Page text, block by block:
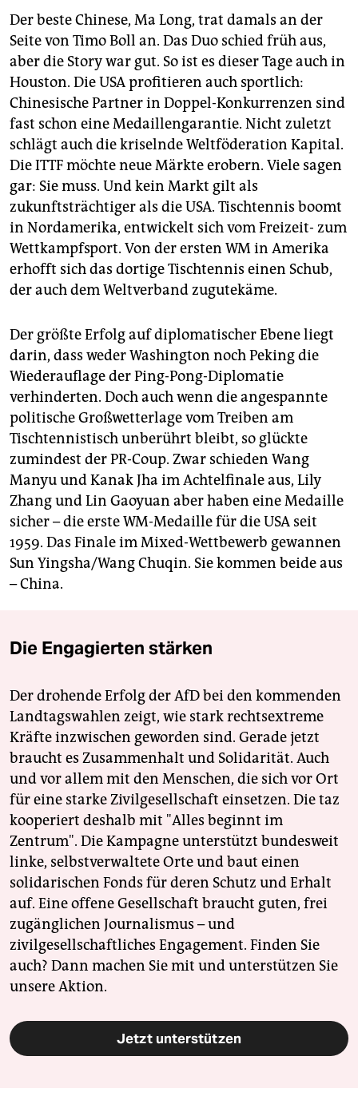
Der beste Chinese, Ma Long, trat damals an der
Seite von Timo Boll an. Das Duo schied früh aus,
aber die Story war gut. So ist es dieser Tage auch in
Houston. Die USA profitieren auch sportlich:
Chinesische Partner in Doppel-Konkurrenzen sind
fast schon eine Medaillengarantie. Nicht zuletzt
schlägt auch die kriselnde Weltföderation Kapital.
Die ITTF möchte neue Märkte erobern. Viele sagen
gar: Sie muss. Und kein Markt gilt als
zukunftsträchtiger als die USA. Tischtennis boomt
in Nordamerika, entwickelt sich vom Freizeit- zum
Wettkampfsport. Von der ersten WM in Amerika
erhofft sich das dortige Tischtennis einen Schub,
der auch dem Weltverband zugutekäme.
Der größte Erfolg auf diplomatischer Ebene liegt
darin, dass weder Washington noch Peking die
Wiederauflage der Ping-Pong-Diplomatie
verhinderten. Doch auch wenn die angespannte
politische Großwetterlage vom Treiben am
Tischtennistisch unberührt bleibt, so glückte
zumindest der PR-Coup. Zwar schieden Wang
Manyu und Kanak Jha im Achtelfinale aus, Lily
Zhang und Lin Gaoyuan aber haben eine Medaille
sicher – die erste WM-Medaille für die USA seit
1959. Das Finale im Mixed-Wettbewerb gewannen
Sun Yingsha/Wang Chuqin. Sie kommen beide aus
– China.
Die Engagierten stärken
Der drohende Erfolg der AfD bei den kommenden
Landtagswahlen zeigt, wie stark rechtsextreme
Kräfte inzwischen geworden sind. Gerade jetzt
braucht es Zusammenhalt und Solidarität. Auch
und vor allem mit den Menschen, die sich vor Ort
für eine starke Zivilgesellschaft einsetzen. Die taz
kooperiert deshalb mit "Alles beginnt im
Zentrum". Die Kampagne unterstützt bundesweit
linke, selbstverwaltete Orte und baut einen
solidarischen Fonds für deren Schutz und Erhalt
auf. Eine offene Gesellschaft braucht guten, frei
zugänglichen Journalismus – und
zivilgesellschaftliches Engagement. Finden Sie
auch? Dann machen Sie mit und unterstützen Sie
unsere Aktion.
Jetzt unterstützen